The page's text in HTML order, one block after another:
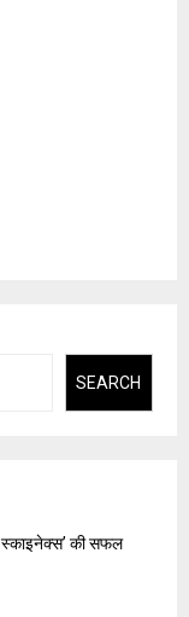
SEARCH
स्काइनेक्स’ की सफल